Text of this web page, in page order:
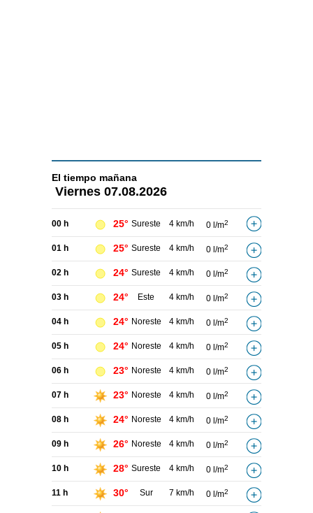
El tiempo mañana
Viernes 07.08.2026
00 h 25° Sureste 4 km/h 0 l/m2
01 h 25° Sureste 4 km/h 0 l/m2
02 h 24° Sureste 4 km/h 0 l/m2
03 h 24° Este 4 km/h 0 l/m2
04 h 24° Noreste 4 km/h 0 l/m2
05 h 24° Noreste 4 km/h 0 l/m2
06 h 23° Noreste 4 km/h 0 l/m2
07 h 23° Noreste 4 km/h 0 l/m2
08 h 24° Noreste 4 km/h 0 l/m2
09 h 26° Noreste 4 km/h 0 l/m2
10 h 28° Sureste 4 km/h 0 l/m2
11 h 30° Sur 7 km/h 0 l/m2